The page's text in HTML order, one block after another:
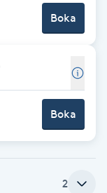
Boka
Boka
2